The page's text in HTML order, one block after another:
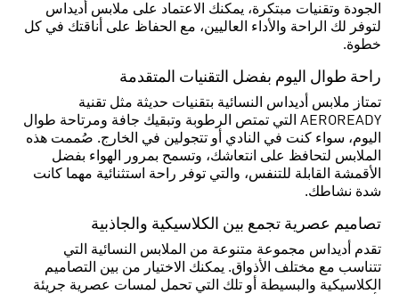
الجودة وتقنيات مبتكرة، يمكنك الاعتماد على ملابس أديداس
لتوفر لك الراحة والأداء العاليين، مع الحفاظ على أناقتك في كل
خطوة.
راحة طوال اليوم بفضل التقنيات المتقدمة
تمتاز ملابس أديداس النسائية بتقنيات حديثة مثل تقنية
AEROREADY التي تمتص الرطوبة وتبقيك جافة ومرتاحة طوال
اليوم، سواء كنت في النادي أو تتجولين في الخارج. صُممت هذه
الملابس لتحافظ على انتعاشك، وتسمح بمرور الهواء بفضل
الأقمشة القابلة للتنفس، والتي توفر راحة استثنائية مهما كانت
شدة نشاطك.
تصاميم عصرية تجمع بين الكلاسيكية والجاذبية
تقدم أديداس مجموعة متنوعة من الملابس النسائية التي
تتناسب مع مختلف الأذواق. يمكنك الاختيار من بين التصاميم
الكلاسيكية والبسيطة أو تلك التي تحمل لمسات عصرية جريئة